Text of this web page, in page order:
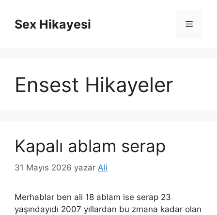
Sex Hikayesi Menü
Ensest Hikayeler
Kapalı ablam serap
31 Mayıs 2026 yazar Ali
Merhablar ben ali 18 ablam ise serap 23
yaşındayıdı 2007 yıllardan bu zmana kadar olan